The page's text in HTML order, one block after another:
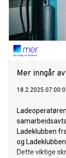
Mer inngår
18.2.2025
Ladeklubben
og
Dette viktige